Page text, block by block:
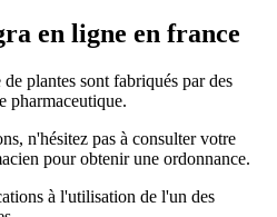
en ligne en france
plantes sont fabriqués par des
pharmaceutique.
n'hésitez pas à consulter votre
pour obtenir une ordonnance.
à l'utilisation de l'un des